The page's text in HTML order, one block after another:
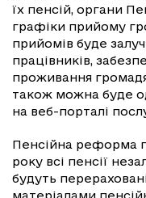
їх пенсій, органи
графіки прийому
прийомів буде
працівників,
проживання
також можна буде
на веб-порталі
Пенсійна реформа
року всі пенсії
будуть
матеріалами